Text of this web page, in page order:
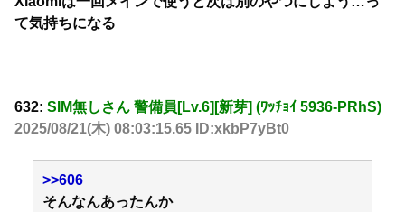
て気持ちになる
632: SIM無しさん 警備員[Lv.6][新芽] (ﾜｯﾁｮｲ 5936-PRhS)
2025/08/21(木) 08:03:15.65 ID:xkbP7yBt0
>>606
そんなんあったんか